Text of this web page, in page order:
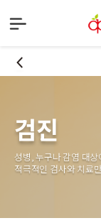
검진
성병, 누구나 감염 대
적극적인 검사와 치료